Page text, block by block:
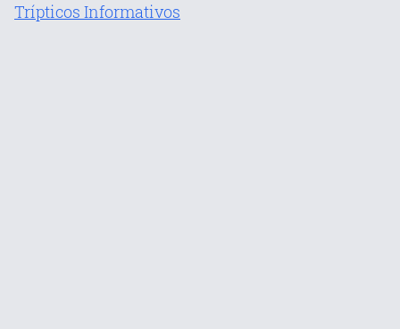
Trípticos Informativos